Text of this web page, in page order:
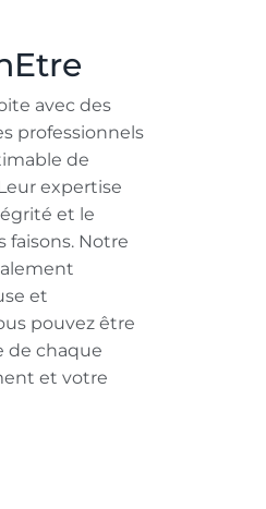
avec des
professionnels
de
expertise
et le
Notre
et
pouvez être
de chaque
et votre